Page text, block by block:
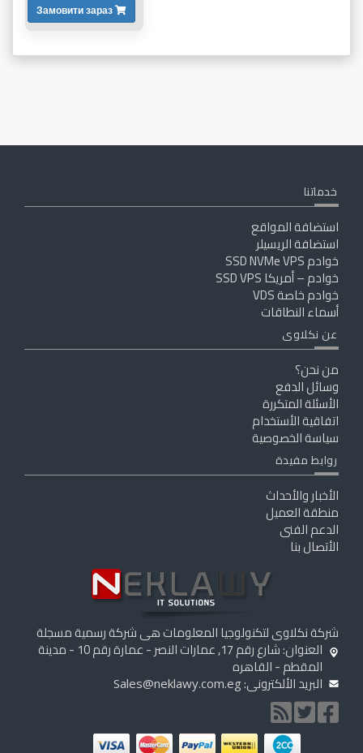
Замовити зараз
خدماتنا
استضافة المواقع
استضافة الريسيلر
خوادم SSD NVMe VPS
خوادم – أمريكا SSD VPS
خوادم خاصة VDS
أسماء النطاقات
عن نكلاوى
من نحن؟
وسائل الدفع
الأسئلة المتكررة
اتفاقية الأستخدام
سياسة الخصوصية
روابط مفيدة
الأخبار والأحداث
منطقة العميل
الدعم الفنى
الأتصال بنا
شركة نكلاوى لتكنولوجيا المعلومات هى شركة رسمية مسجلة
العنوان: شارع رقم 17, عمارات النصر - عمارة رقم 10 - مدينة
المقطم - القاهره
البريد الألكترونى: Sales@neklawy.com.eg